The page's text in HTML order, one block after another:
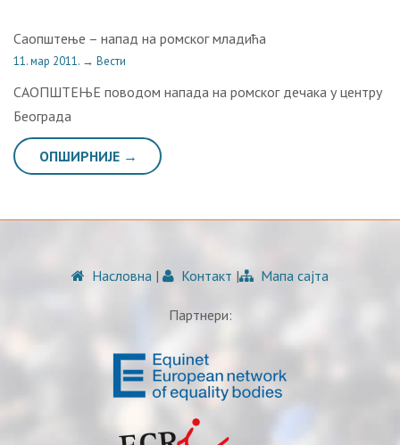
Саопштење – напад на ромског младића
11. мар 2011. → Вести
САОПШТЕЊЕ поводом напада на ромског дечака у центру
Београда
ОПШИРНИЈЕ →
Насловна | Контакт | Мапа сајта
Партнери: